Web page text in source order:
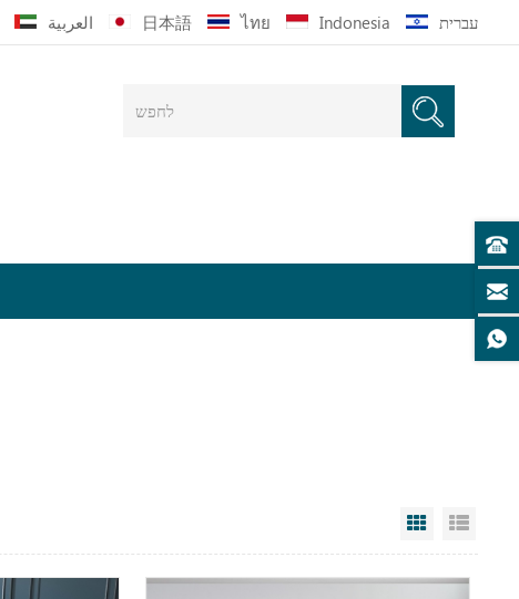
العربية 日本語 ไทย Indonesia עברית
Grid View